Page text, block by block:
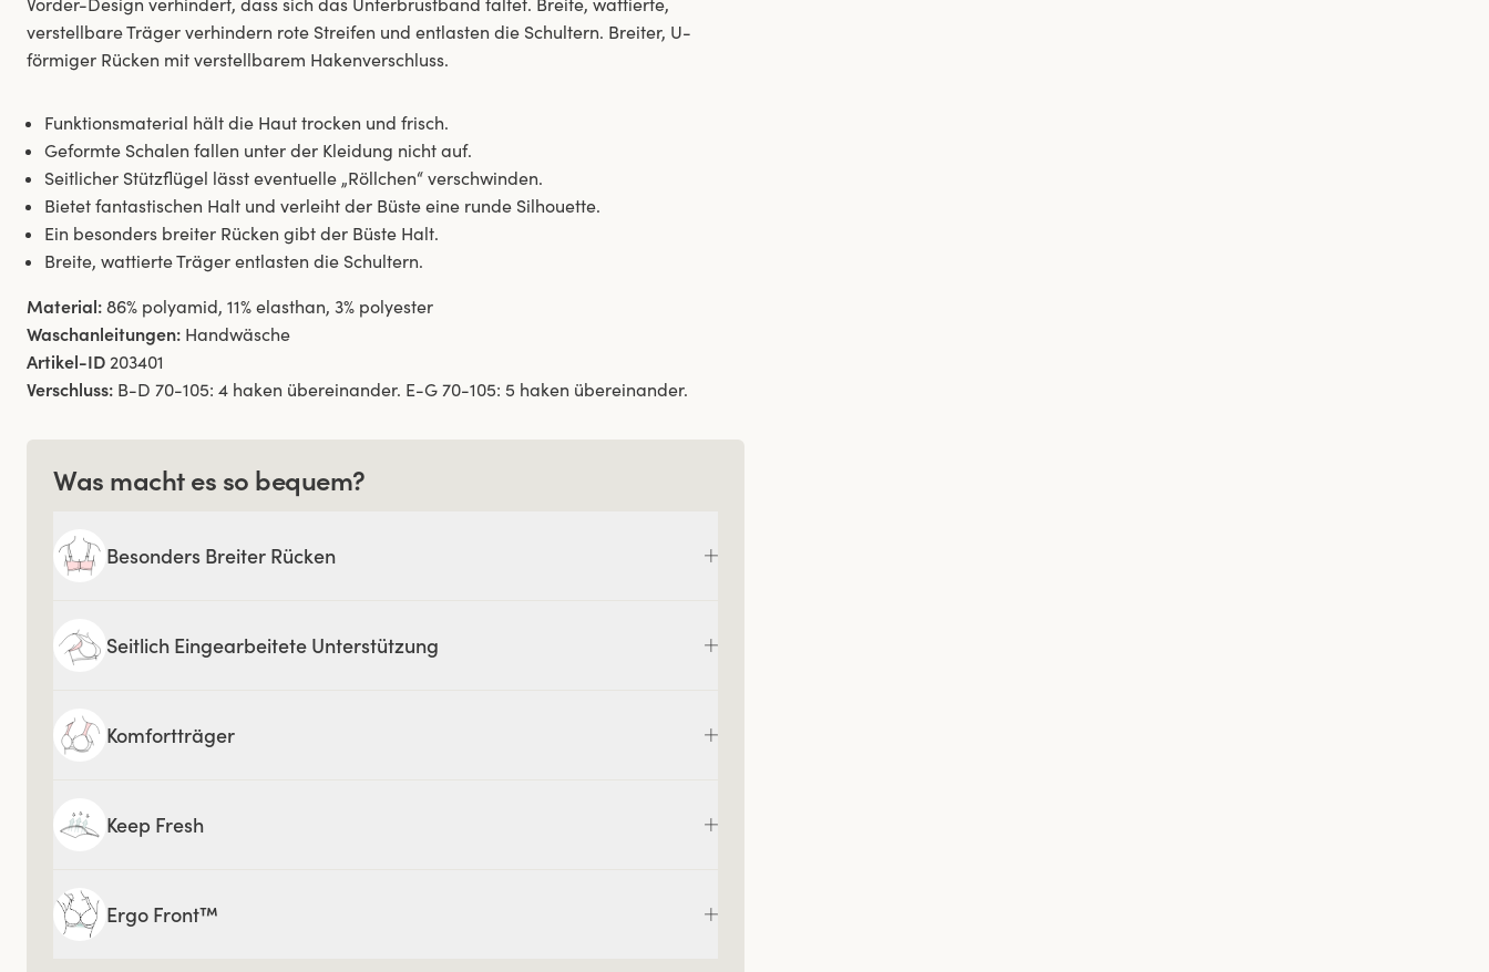
Vorder-Design verhindert, dass sich das Unterbrustband faltet. Breite, wattierte,
verstellbare Träger verhindern rote Streifen und entlasten die Schultern. Breiter, U-
förmiger Rücken mit verstellbarem Hakenverschluss.
Funktionsmaterial hält die Haut trocken und frisch.
Geformte Schalen fallen unter der Kleidung nicht auf.
Seitlicher Stützflügel lässt eventuelle „Röllchen“ verschwinden.
Bietet fantastischen Halt und verleiht der Büste eine runde Silhouette.
Ein besonders breiter Rücken gibt der Büste Halt.
Breite, wattierte Träger entlasten die Schultern.
Material: 86% polyamid, 11% elasthan, 3% polyester
Waschanleitungen: Handwäsche
Artikel-ID 203401
Verschluss: B-D 70-105: 4 haken übereinander. E-G 70-105: 5 haken übereinander.
Was macht es so bequem?
Besonders Breiter Rücken
Seitlich Eingearbeitete Unterstützung
Komfortträger
Keep Fresh
Ergo Front™